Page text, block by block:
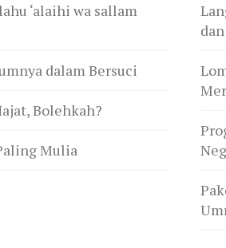
‘alaihi wa sallam
dalam Bersuci
Bolehkah?
Mulia